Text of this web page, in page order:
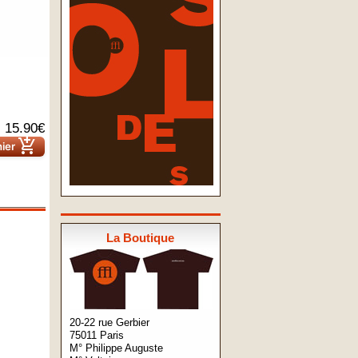
La Boutique
20-22 rue Gerbier
75011 Paris
M° Philippe Auguste
15.90€
add_shopping_cart